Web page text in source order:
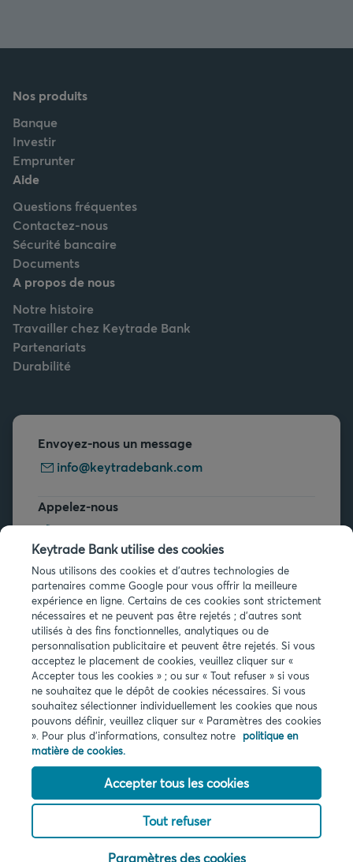
Nos produits
Banque
Investir
Emprunter
Aide
Questions fréquentes
Contactez-nous
Sécurité bancaire
Documents
A propos de nous
Notre histoire
Travailler chez Keytrade Bank
Partenariats
Durabilité
Envoyez-nous un message
info@keytradebank.com
Appelez-nous
+32 2 679 90 00
Vous avez des questions ?
Questions fréquentes
Infos légales
Privacy
Cookies
PSD2
Accessibilité
© 2026 Keytrade bank, succursale belge d'Arkéa Direct Bank SA (France),
filiale du Crédit Mutuel Arkéa
Keytrade Bank utilise des cookies
Nous utilisons des cookies et d'autres technologies de
partenaires comme Google pour vous offrir la meilleure
expérience en ligne. Certains de ces cookies sont strictement
nécessaires et ne peuvent pas être rejetés ; d'autres sont
utilisés à des fins fonctionnelles, analytiques ou de
personnalisation publicitaire et peuvent être rejetés. Si vous
acceptez le placement de cookies, veuillez cliquer sur «
Accepter tous les cookies » ; ou sur « Tout refuser » si vous
ne souhaitez que le dépôt de cookies nécessaires. Si vous
souhaitez sélectionner individuellement les cookies que nous
pouvons définir, veuillez cliquer sur « Paramètres des cookies
». Pour plus d'informations, consultez notre politique en
matière de cookies.
Accepter tous les cookies
Tout refuser
Paramètres des cookies